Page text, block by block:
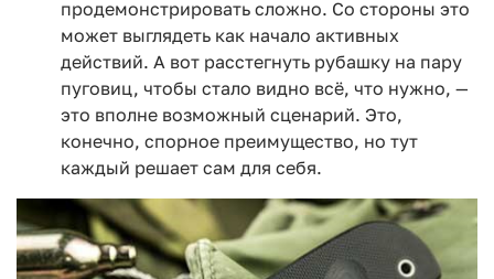
продемонстрировать сложно. Со стороны это
может выглядеть как начало активных
действий. А вот расстегнуть рубашку на пару
пуговиц, чтобы стало видно всё, что нужно, —
это вполне возможный сценарий. Это,
конечно, спорное преимущество, но тут
каждый решает сам для себя.